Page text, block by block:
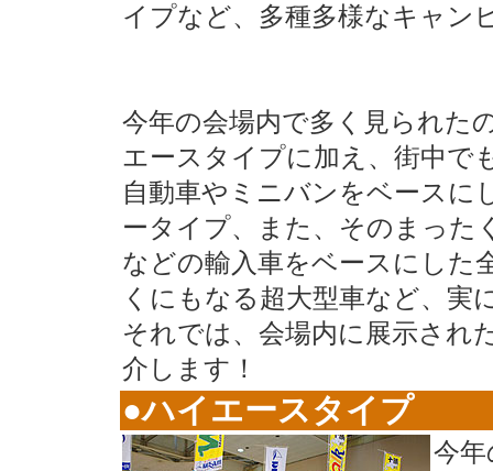
イプなど、多種多様なキャン
今年の会場内で多く見られた
エースタイプに加え、街中で
自動車やミニバンをベースに
ータイプ、また、そのまった
などの輸入車をベースにした
くにもなる超大型車など、実
それでは、会場内に展示され
介します！
●ハイエースタイプ
今